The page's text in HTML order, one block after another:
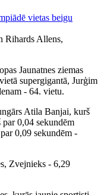
Rihards Allens,
Jaunatnes ziemas
supergigantā, Jurģim
- 64. vietu.
Atila Banjai, kurš
0,04 sekundēm
0,09 sekundēm -
Zvejnieks - 6,29